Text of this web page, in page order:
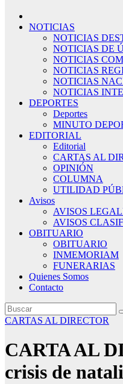
NOTICIAS
NOTICIAS
NOTICIAS DE
NOTICIAS
NOTICIAS
NOTICIAS
NOTICIAS
DEPORTES
Deportes
MINUTO
EDITORIAL
Editorial
CARTAS AL
OPINIÓN
COLUMNA
UTILIDAD
Avisos
AVISOS
AVISOS
OBITUARIO
OBITUARIO
INMEMORIAM
FUNERARIAS
Quienes Somos
Contacto
CARTAS AL DIRECTOR
CARTA AL
crisis de